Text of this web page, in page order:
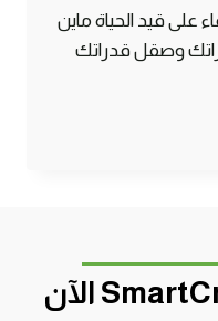
على قيد الحياة ماين
وصقل قدراتك